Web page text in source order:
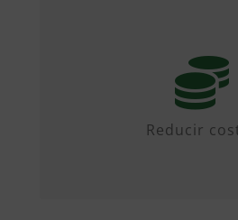
Reducir
Mediante iniciativas
diseñando